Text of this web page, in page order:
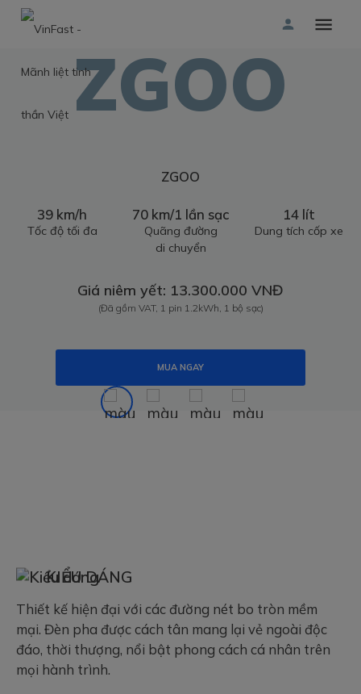
ZGOO
ZGOO
39 km/h
Tốc độ tối đa
70 km/1 lần sạc
Quãng đường
di chuyển
14 lít
Dung tích cốp xe
Giá niêm yết: 13.300.000 VNĐ
(Đã gồm VAT, 1 pin 1.2kWh, 1 bộ sạc)
MUA NGAY
KIỂU DÁNG
Thiết kế hiện đại với các đường nét bo tròn mềm
mại. Đèn pha được cách tân mang lại vẻ ngoài độc
đáo, thời thượng, nổi bật phong cách cá nhân trên
mọi hành trình.